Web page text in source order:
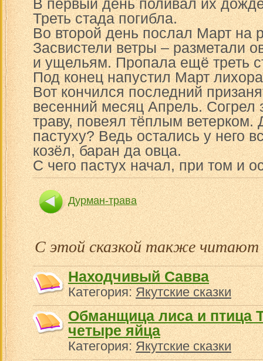
В первый день поливал их
Треть стада погибла.
Во второй день послал Март на
Засвистели ветры – разметали
и ущельям. Пропала ещё треть
Под конец напустил Март
Вот кончился последний
весенний месяц Апрель.
траву, повеял тёплым ветерком.
пастуху? Ведь остались у него
козёл, баран да овца.
С чего пастух начал, при том и
Дурман-трава
С этой сказкой также читают
Находчивый Савва
Категория:Якутские сказки
Обманщица лиса и птица
четыре яйца
Категория:Якутские сказки